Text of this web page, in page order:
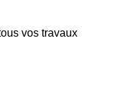
vos travaux